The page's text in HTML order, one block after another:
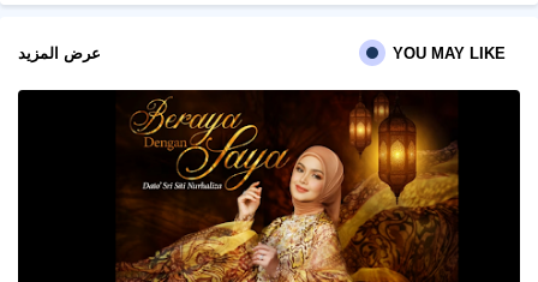
YOU MAY LIKE عرض المزيد